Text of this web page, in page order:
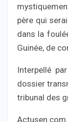
père qui
dans la
Guinée, de
Interpellé
dossier
tribunal des
Actusen.com